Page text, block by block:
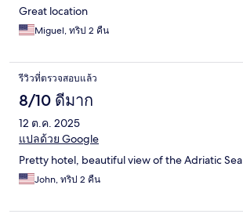
Great location
Miguel, ทริป 2 คืน
รีวิวที่ตรวจสอบแล้ว
8/10 ดีมาก
12 ต.ค. 2025
แปลด้วย Google
Pretty hotel, beautiful view of the Adriatic Sea
John, ทริป 2 คืน